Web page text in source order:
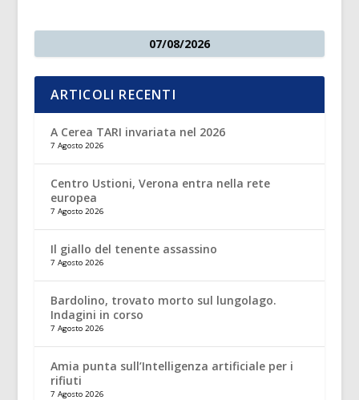
07/08/2026
ARTICOLI RECENTI
A Cerea TARI invariata nel 2026
7 Agosto 2026
Centro Ustioni, Verona entra nella rete
europea
7 Agosto 2026
Il giallo del tenente assassino
7 Agosto 2026
Bardolino, trovato morto sul lungolago.
Indagini in corso
7 Agosto 2026
Amia punta sull’Intelligenza artificiale per i
rifiuti
7 Agosto 2026